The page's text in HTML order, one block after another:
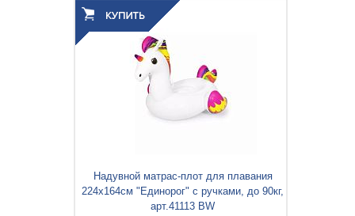
Надувной матрас-плот для плавания
224х164см "Единорог" с ручками, до 90кг,
арт.41113 BW